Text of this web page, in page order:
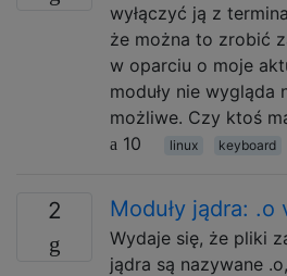
wyłączyć ją z
że można to zrobić
w oparciu o moje
moduły nie wygląda
możliwe. Czy ktoś
10
linux keyboard
2 Moduły jądra: .o
Wydaje się, że pliki
jądra są nazywane